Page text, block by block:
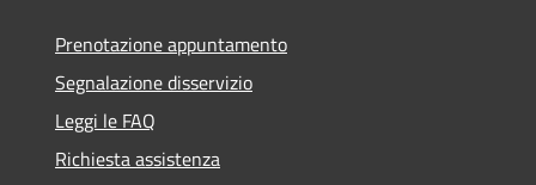
Prenotazione appuntamento
Segnalazione disservizio
Leggi le FAQ
Richiesta assistenza